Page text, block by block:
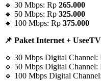
🔹 30 Mbps: Rp 265.000
🔹 50 Mbps: Rp 325.000
🔹 100 Mbps: Rp 375.000
📌 Paket Internet + UseeTV
🔹 30 Mbps Digital Channel:
🔹 50 Mbps Digital Channel:
🔹 100 Mbps Digital